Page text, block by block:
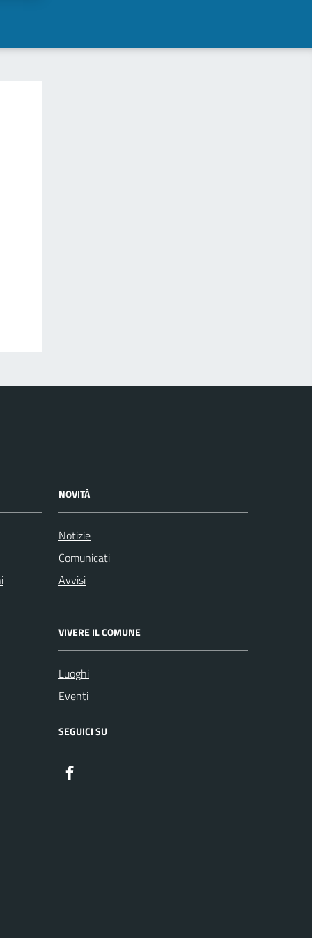
NOVITÀ
Notizie
Comunicati
Avvisi
VIVERE IL COMUNE
Luoghi
Eventi
SEGUICI SU